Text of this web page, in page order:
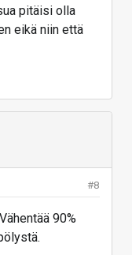
irti ja kiinni.
pitäisi olla
eikä niin että
#8
90%